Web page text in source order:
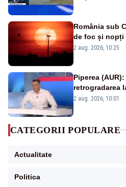
România sub
de foc și nopți
țară
2 aug. 2026, 10:25
Piperea
retrogradarea
catastrofă
2 aug. 2026, 10:01
CATEGORII POPULARE
Actualitate
Politica